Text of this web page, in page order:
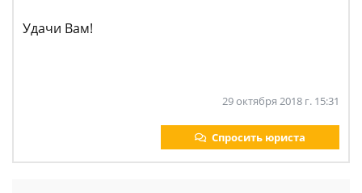
Удачи Вам!
29 октября 2018 г. 15:31
Спросить юриста